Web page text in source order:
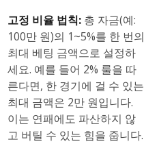
고정 비율 법칙: 총 자금(예:
100만 원)의 1~5%를 한 번의
최대 베팅 금액으로 설정하
세요. 예를 들어 2% 룰을 따
른다면, 한 경기에 걸 수 있는
최대 금액은 2만 원입니다.
이는 연패에도 파산하지 않
고 버틸 수 있는 힘을 줍니다.